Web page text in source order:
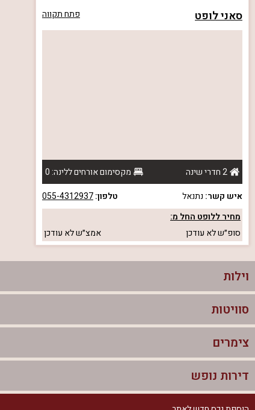
סאני לופט פתח תקווה
2 חדרי שינה
מקסימום אורחים ללינה: 0
איש קשר: נתנאל טלפון:055-4312937
מחיר ללופט החל מ:
סופ״שלא עודכן אמצ״שלא עודכן
וילות
וילות בצפון
וילות להשכרה
וילות למסיבת רווקים
סוויטות
סוויטות בצפון
צימרים לזוגות עם בריכה פרטית
צימרים
צימרים בצפון
צימרים לזוגות
דירות נופש